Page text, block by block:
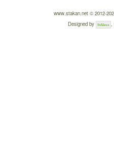
www.stakan.net © 2012-
Designed by
StAlexx